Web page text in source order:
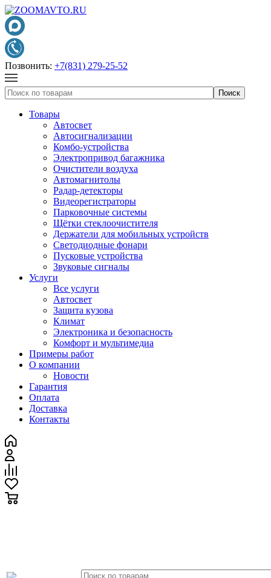
Позвонить: +7(831) 279-25-52
Товары
Автосвет
Автосигнализации
Комбо-устройства
Электропривод багажника
Очистители воздуха
Автомагнитолы
Радар-детекторы
Видеорегистраторы
Парковочные системы
Щётки стеклоочистителя
Держатели для мобильных устройств
Светодиодные фонари
Пусковые устройства
Звуковые сигналы
Услуги
Все услуги
Автосвет
Защита кузова
Климат
Электроника и безопасность
Комфорт и мультимедиа
Примеры работ
О компании
Новости
Гарантия
Оплата
Доставка
Контакты